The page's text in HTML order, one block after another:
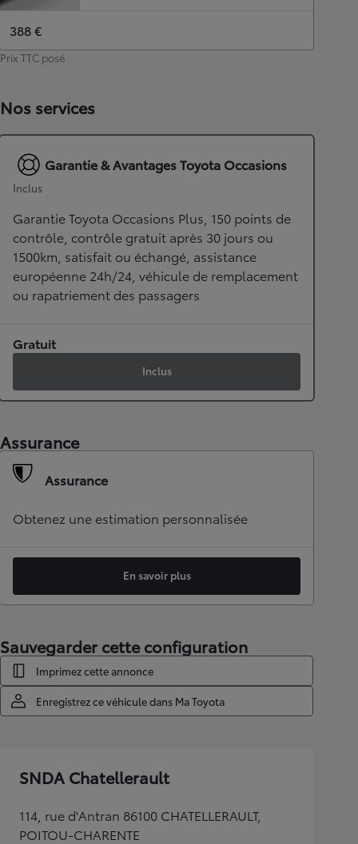
388 €
Prix TTC posé
Nos services
Garantie & Avantages Toyota Occasions
Inclus
Garantie Toyota Occasions Plus, 150 points de
contrôle, contrôle gratuit après 30 jours ou
1500km, satisfait ou échangé, assistance
européenne 24h/24, véhicule de remplacement
ou rapatriement des passagers
Gratuit
Inclus
Assurance
Assurance
Obtenez une estimation personnalisée
En savoir plus
Sauvegarder cette configuration
Imprimez cette annonce
Enregistrez ce véhicule dans Ma Toyota
SNDA Chatellerault
114, rue d'Antran 86100 CHATELLERAULT,
POITOU-CHARENTE